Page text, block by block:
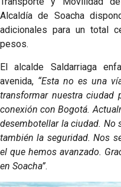
Alcaldía de Soacha
adicionales para un total
pesos.
El alcalde Saldarriaga
avenida, “Esta no es una
transformar nuestra ciudad
conexión con Bogotá.
desembotellar la ciudad. No
también la seguridad. Nos
el que hemos avanzado.
en Soacha”.